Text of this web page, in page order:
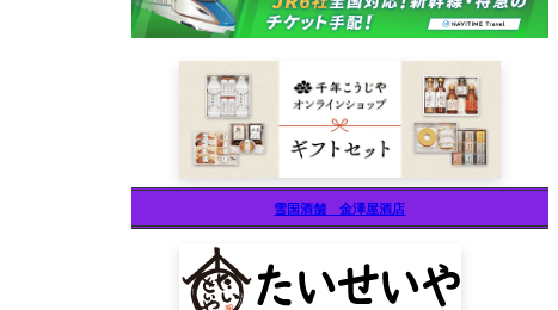
雪国酒舗 金澤屋酒店